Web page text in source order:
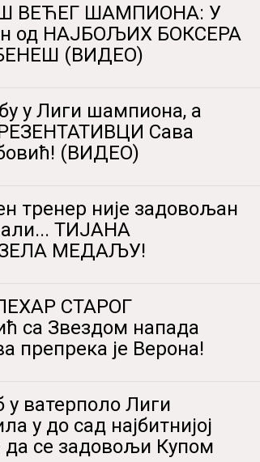
ВЕЋЕГ ШАМПИОНА: У
од НАЈБОЉИХ БОКСЕРА
(ВИДЕО)
у Лиги шампиона, а
Сава
(ВИДЕО)
није задовољан
али... ТИЈАНА
МЕДАЉУ!
СТАРОГ
са Звездом напада
препрека је Верона!
ватерполо Лиги
у до сад најбитнијој
да се задовољи Купом